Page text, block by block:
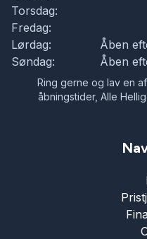
Torsdag:
Fredag:
Lørdag:
Åben
Søndag:
Åben
Ring gerne og lav en
åbningstider, Alle